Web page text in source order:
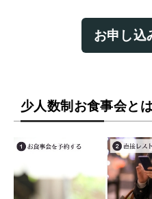
お申し込
少人数制お食事会と